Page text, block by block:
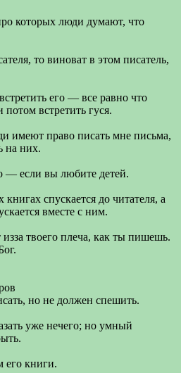
которых люди думают, что
то виноват в этом писатель,
его — все равно что
встретить гуся.
имеют право писать мне письма,
на них.
— если вы любите детей.
спускается до читателя, а
вместе с ним.
изза твоего плеча, как ты пишешь.
но не должен спешить.
уже нечего; но умный
его книги.